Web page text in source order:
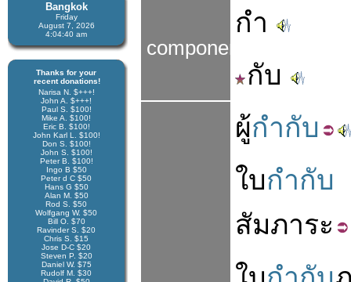
Bangkok
Friday
August 7, 2026
4:04:40 am
Thanks for your
recent donations!
Narisa N. $+++!
John A. $+++!
Paul S. $100!
Mike A. $100!
Eric B. $100!
John Karl L. $100!
Don S. $100!
John S. $100!
Peter B. $100!
Ingo B $50
Peter d C $50
Hans G $50
Alan M. $50
Rod S. $50
Wolfgang W. $50
Bill O. $70
Ravinder S. $20
Chris S. $15
Jose D-C $20
Steven P. $20
Daniel W. $75
Rudolf M. $30
components
กำ
กับ
ผู้กำกับ
ใบกำกับ
สัมภาระ